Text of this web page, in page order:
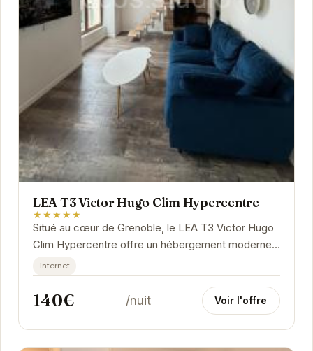
LEA T3 Victor Hugo Clim Hypercentre
★★★★★
Situé au cœur de Grenoble, le LEA T3 Victor Hugo
Clim Hypercentre offre un hébergement moderne
et confortable. Avec sa climatisation et son...
internet
140€ /nuit Voir l'offre